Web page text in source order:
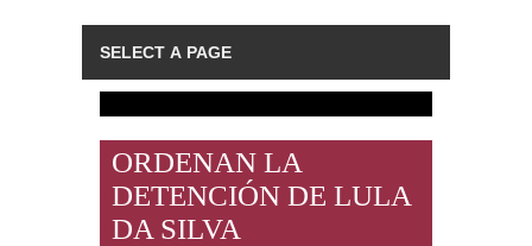
ORDENAN LA
DETENCIÓN DE LULA
DA SILVA